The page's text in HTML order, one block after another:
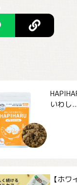
いわし...
【ホ